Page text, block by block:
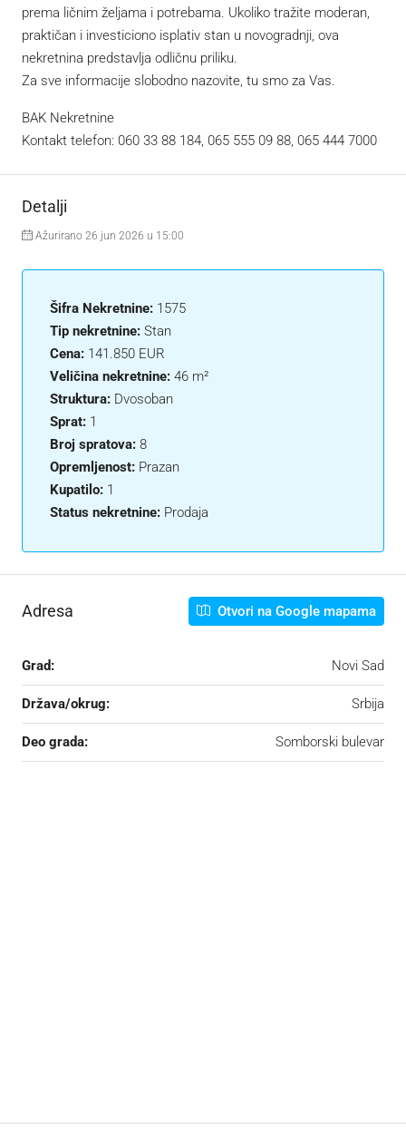
prema ličnim željama i potrebama. Ukoliko tražite moderan,
praktičan i investiciono isplativ stan u novogradnji, ova
nekretnina predstavlja odličnu priliku.
Za sve informacije slobodno nazovite, tu smo za Vas.
BAK Nekretnine
Kontakt telefon: 060 33 88 184, 065 555 09 88, 065 444 7000
Detalji
Ažurirano 26 jun 2026 u 15:00
Šifra Nekretnine: 1575
Tip nekretnine: Stan
Cena: 141.850 EUR
Veličina nekretnine: 46 m²
Struktura: Dvosoban
Sprat: 1
Broj spratova: 8
Opremljenost: Prazan
Kupatilo: 1
Status nekretnine: Prodaja
Adresa Otvori na Google mapama
Grad: Novi Sad
Država/okrug: Srbija
Deo grada: Somborski bulevar